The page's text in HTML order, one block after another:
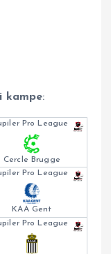
kampe:
Pro League
Cercle Brugge
Pro League
KAA Gent
Pro League